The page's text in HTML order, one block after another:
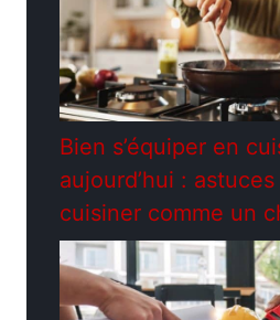
Bien s’équiper en
aujourd’hui :
cuisiner comme un